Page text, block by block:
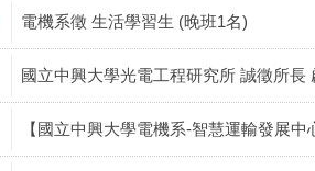
電機系徵 生活學習生 (晚班1名)
國立中興大學光電工程研究所 誠徵所長
【國立中興大學電機系-智慧運輸發展